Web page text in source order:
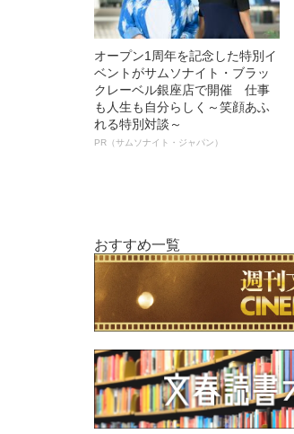
オープン1周年を記念した特別イ
ベントがサムソナイト・ブラッ
クレーベル銀座店で開催 仕事
も人生も自分らしく～笑顔あふ
れる特別対談～
PR（サムソナイト・ジャパン）
おすすめ一覧